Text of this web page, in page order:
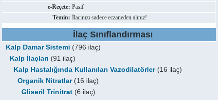
e-Reçete: Pasif
Temin: İlacınızı sadece eczaneden alınız!
İlaç Sınıflandırması
Kalp Damar Sistemi (796 ilaç)
Kalp İlaçları (91 ilaç)
Kalp Hastalığında Kullanılan Vazodilatörler(16 ilaç)
Organik Nitratlar(16 ilaç)
Gliseril Trinitrat (6 ilaç)